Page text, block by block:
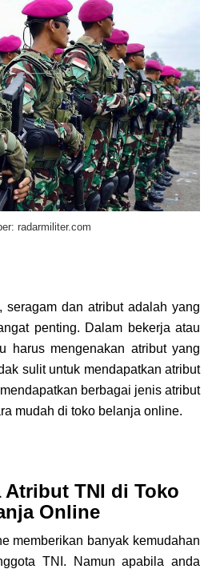
radarmiliter.com
seragam dan atribut adalah yang
penting. Dalam bekerja atau
harus mengenakan atribut yang
sulit untuk mendapatkan atribut
berbagai jenis atribut
mudah di toko belanja online.
TNI di Toko
Online
memberikan banyak kemudahan
TNI. Namun apabila anda